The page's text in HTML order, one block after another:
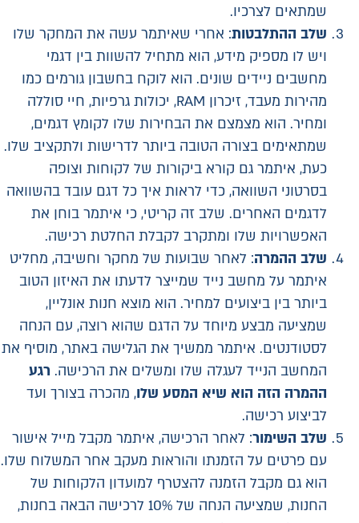
שמתאים לצרכיו.
שלב ההתלבטות: אחרי שאיתמר עשה את המחקר שלו
ויש לו מספיק מידע, הוא מתחיל להשוות בין דגמי
מחשבים ניידים שונים. הוא לוקח בחשבון גורמים כמו
מהירות מעבד, זיכרון RAM, יכולות גרפיות, חיי סוללה
ומחיר. הוא מצמצם את הבחירות שלו לקומץ דגמים,
שמתאימים בצורה הטובה ביותר לדרישות ולתקציב שלו.
כעת, איתמר גם קורא ביקורות של לקוחות וצופה
בסרטוני השוואה, כדי לראות איך כל דגם עובד בהשוואה
לדגמים האחרים. שלב זה קריטי, כי איתמר בוחן את
האפשרויות שלו ומתקרב לקבלת החלטת רכישה.
שלב ההמרה: לאחר שבועות של מחקר וחשיבה, מחליט
איתמר על מחשב נייד שמייצר לדעתו את האיזון הטוב
ביותר בין ביצועים למחיר. הוא מוצא חנות אונליין,
שמציעה מבצע מיוחד על הדגם שהוא רוצה, עם הנחה
לסטודנטים. איתמר ממשיך את הגלישה באתר, מוסיף את
המחשב הנייד לעגלה שלו ומשלים את הרכישה. רגע
ההמרה הזה הוא שיא המסע שלו, מהכרה בצורך ועד
לביצוע רכישה.
שלב השימור: לאחר הרכישה, איתמר מקבל מייל אישור
עם פרטים על הזמנתו והוראות מעקב אחר המשלוח שלו.
הוא גם מקבל הזמנה להצטרף למועדון הלקוחות של
החנות, שמציעה הנחה של 10% לרכישה הבאה בחנות,